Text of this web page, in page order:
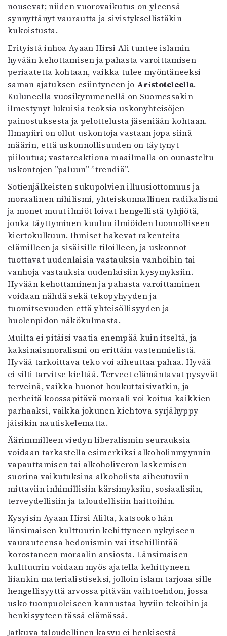
nousevat; niiden vuorovaikutus on yleensä
synnyttänyt vaurautta ja sivistyksellistäkin
kukoistusta.
Erityistä inhoa Ayaan Hirsi Ali tuntee islamin
hyvään kehottamisen ja pahasta varoittamisen
periaatetta kohtaan, vaikka tulee myöntäneeksi
saman ajatuksen esiintyneen jo Aristoteleella.
Kuluneella vuosikymmenellä on Suomessakin
ilmestynyt lukuisia teoksia uskonyhteisöjen
painostuksesta ja pelottelusta jäseniään kohtaan.
Ilmapiiri on ollut uskontoja vastaan jopa siinä
määrin, että uskonnollisuuden on täytynyt
piiloutua; vastareaktiona maailmalla on ounasteltu
uskontojen ”paluun” ”trendiä”.
Sotienjälkeisten sukupolvien illuusiottomuus ja
moraalinen nihilismi, yhteiskunnallinen radikalismi
ja monet muut ilmiöt loivat hengellistä tyhjiötä,
jonka täyttyminen kuuluu ilmiöiden luonnolliseen
kiertokulkuun. Ihmiset hakevat rakenteita
elämilleen ja sisäisille tiloilleen, ja uskonnot
tuottavat uudenlaisia vastauksia vanhoihin tai
vanhoja vastauksia uudenlaisiin kysymyksiin.
Hyvään kehottaminen ja pahasta varoittaminen
voidaan nähdä sekä tekopyhyyden ja
tuomitsevuuden että yhteisöllisyyden ja
huolenpidon näkökulmasta.
Muilta ei pitäisi vaatia enempää kuin itseltä, ja
kaksinaismoralismi on erittäin vastenmielistä.
Hyvää tarkoittava teko voi aiheuttaa pahaa. Hyvää
ei silti tarvitse kieltää. Terveet elämäntavat pysyvät
terveinä, vaikka huonot houkuttaisivatkin, ja
perheitä koossapitävä moraali voi koitua kaikkien
parhaaksi, vaikka jokunen kiehtova syrjähyppy
jäisikin nautiskelematta.
Äärimmilleen viedyn liberalismin seurauksia
voidaan tarkastella esimerkiksi alkoholinmyynnin
vapauttamisen tai alkoholiveron laskemisen
suorina vaikutuksina alkoholista aiheutuviin
mittaviin inhimillisiin kärsimyksiin, sosiaalisiin,
terveydellisiin ja taloudellisiin haittoihin.
Kysyisin Ayaan Hirsi Alilta, katsooko hän
länsimaisen kulttuurin kehittyneen nykyiseen
vaurauteensa hedonismin vai itsehillintää
korostaneen moraalin ansiosta. Länsimaisen
kulttuurin voidaan myös ajatella kehittyneen
liiankin materialistiseksi, jolloin islam tarjoaa sille
hengellisyyttä arvossa pitävän vaihtoehdon, jossa
usko tuonpuoleiseen kannustaa hyviin tekoihin ja
henkisyyteen tässä elämässä.
Jatkuva taloudellinen kasvu ei henkisestä